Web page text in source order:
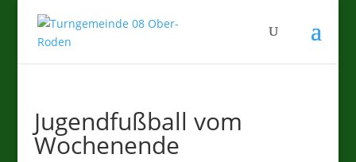
Jugendfußball vom
Wochenende